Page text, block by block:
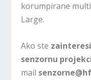
korumpirane
Large.
Ako ste
senzornu
mail